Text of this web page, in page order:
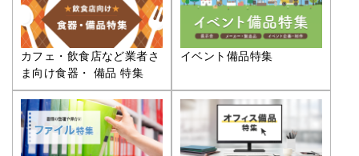
カフェ・飲食店など業者さ
ま向け食器・ 備品 特集
イベント備品特集